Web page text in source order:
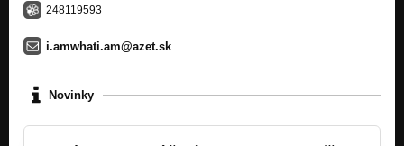
248119593
i.amwhati.am@azet.sk
Novinky